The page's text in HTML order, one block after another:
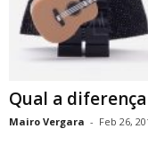
Qual a
Mairo Vergara - Feb 26,